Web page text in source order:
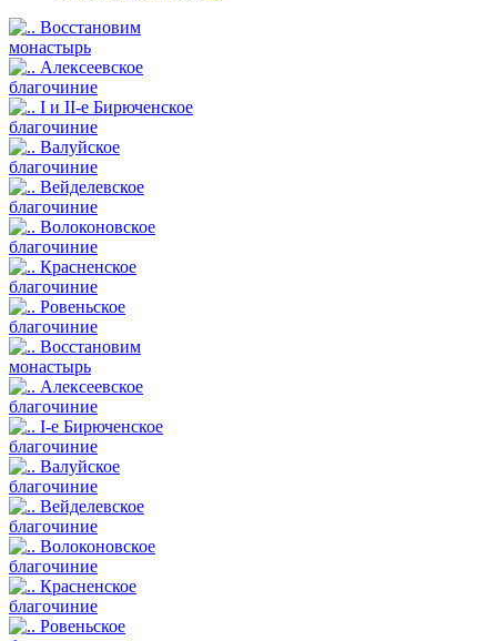
Восстановим
монастырь
Алексеевское
благочиние
I и II-е Бирюченское
благочиние
Валуйское
благочиние
Вейделевское
благочиние
Волоконовское
благочиние
Красненское
благочиние
Ровеньское
благочиние
Восстановим
монастырь
Алексеевское
благочиние
I-е Бирюченское
благочиние
Валуйское
благочиние
Вейделевское
благочиние
Волоконовское
благочиние
Красненское
благочиние
Ровеньское